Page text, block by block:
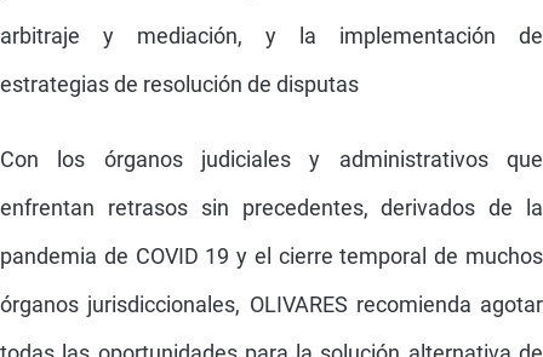
arbitraje y mediación, y la implementación de
estrategias de resolución de disputas
Con los órganos judiciales y administrativos que
enfrentan retrasos sin precedentes, derivados de la
pandemia de COVID 19 y el cierre temporal de muchos
órganos jurisdiccionales, OLIVARES recomienda agotar